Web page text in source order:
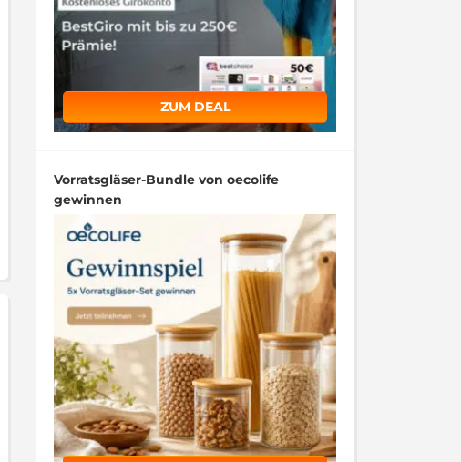
ZUM DEAL
Vorratsgläser-Bundle von oecolife
gewinnen